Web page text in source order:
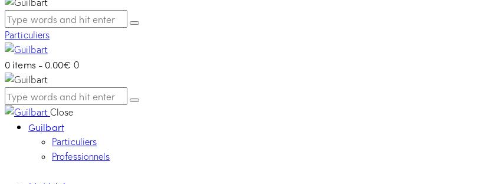
Particuliers
0 items - 0.00€ 0
Close
Guilbart
Particuliers
Professionnels